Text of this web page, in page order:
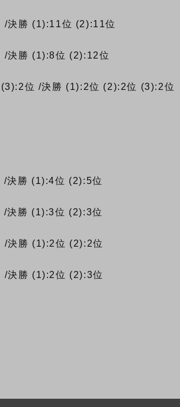
/決勝 (1):11位 (2):11位
/決勝 (1):8位 (2):12位
(3):2位 /決勝 (1):2位 (2):2位 (3):2位
/決勝 (1):4位 (2):5位
/決勝 (1):3位 (2):3位
/決勝 (1):2位 (2):2位
/決勝 (1):2位 (2):3位